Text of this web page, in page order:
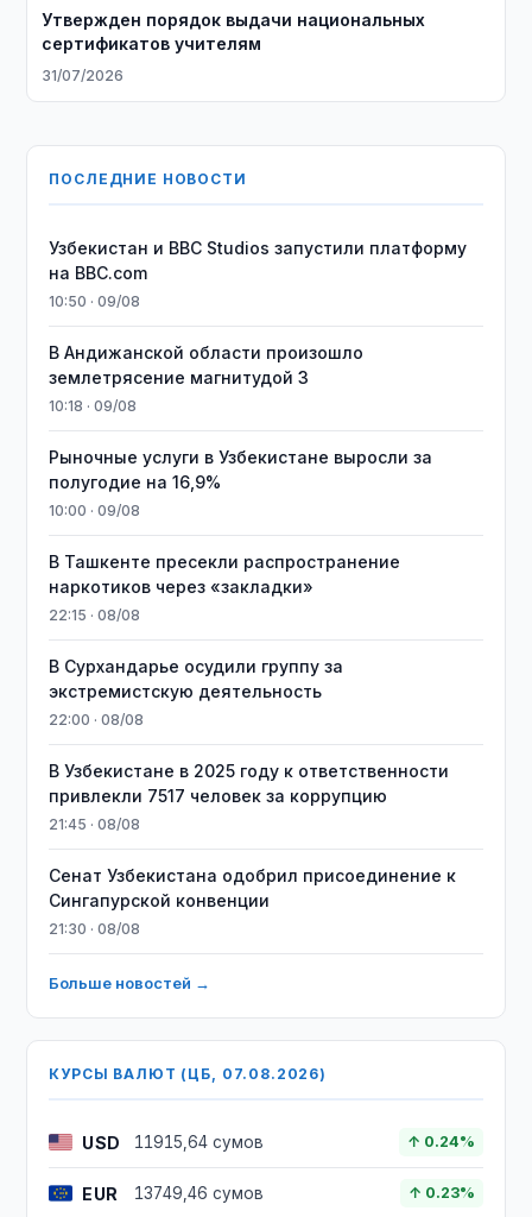
Утвержден порядок выдачи национальных
сертификатов учителям
31/07/2026
ПОСЛЕДНИЕ НОВОСТИ
Узбекистан и BBC Studios запустили платформу
на BBC.com
10:50 · 09/08
В Андижанской области произошло
землетрясение магнитудой 3
10:18 · 09/08
Рыночные услуги в Узбекистане выросли за
полугодие на 16,9%
10:00 · 09/08
В Ташкенте пресекли распространение
наркотиков через «закладки»
22:15 · 08/08
В Сурхандарье осудили группу за
экстремистскую деятельность
22:00 · 08/08
В Узбекистане в 2025 году к ответственности
привлекли 7517 человек за коррупцию
21:45 · 08/08
Сенат Узбекистана одобрил присоединение к
Сингапурской конвенции
21:30 · 08/08
Больше новостей →
КУРСЫ ВАЛЮТ (ЦБ, 07.08.2026)
USD 11915,64 сумов ↑ 0.24%
EUR 13749,46 сумов ↑ 0.23%